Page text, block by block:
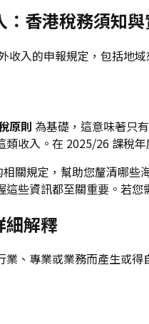
香港稅務須知
收入的申報規定，包括地
原則 為基礎，這意味著只
收入。在 2025/26 課稅
相關規定，幫助您釐清哪些
這些資訊都至關重要。若
細解釋
業、專業或業務而產生或